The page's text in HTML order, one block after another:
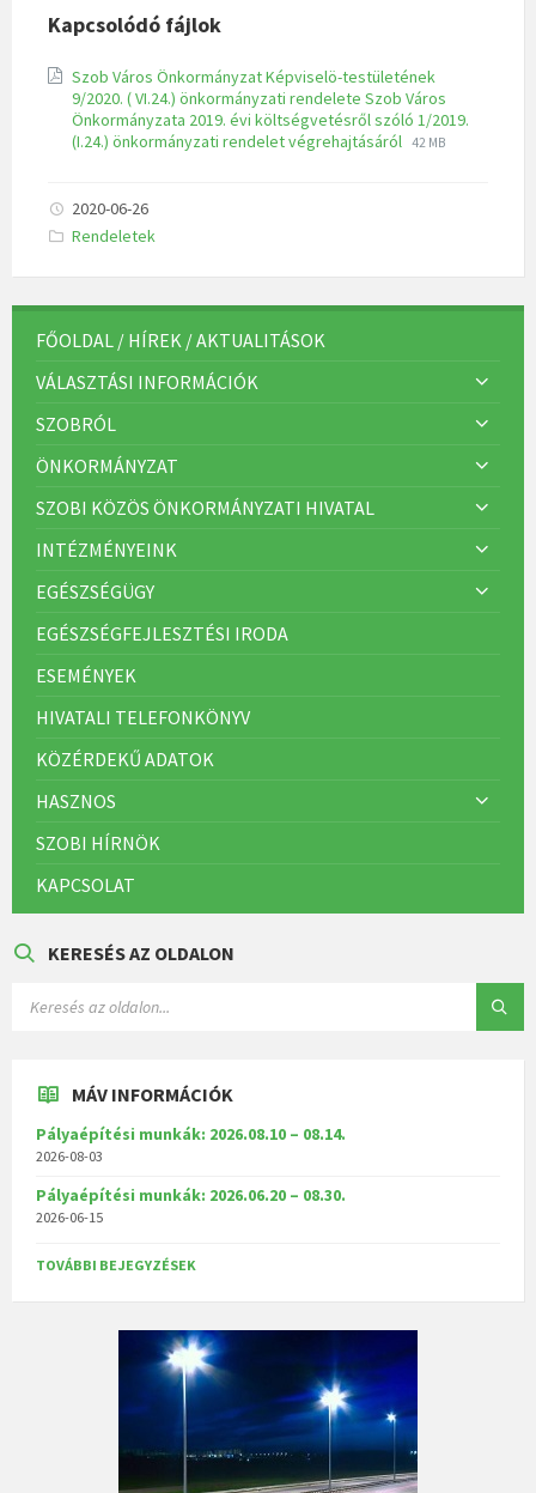
Kapcsolódó fájlok
Szob Város Önkormányzat Képviselö-testületének
9/2020. ( VI.24.) önkormányzati rendelete Szob Város
Önkormányzata 2019. évi költségvetésről szóló 1/2019.
(I.24.) önkormányzati rendelet végrehajtásáról 42 MB
2020-06-26
K
r
i
k
Rendeletek
FŐOLDAL / HÍREK / AKTUALITÁSOK
VÁLASZTÁSI INFORMÁCIÓK
SZOBRÓL
ÖNKORMÁNYZAT
SZOBI KÖZÖS ÖNKORMÁNYZATI HIVATAL
INTÉZMÉNYEINK
EGÉSZSÉGÜGY
EGÉSZSÉGFEJLESZTÉSI IRODA
ESEMÉNYEK
HIVATALI TELEFONKÖNYV
KÖZÉRDEKŰ ADATOK
HASZNOS
SZOBI HÍRNÖK
KAPCSOLAT
KERESÉS AZ OLDALON
MÁV INFORMÁCIÓK
Pályaépítési munkák: 2026.08.10 – 08.14.
2026-08-03
Pályaépítési munkák: 2026.06.20 – 08.30.
2026-06-15
TOVÁBBI BEJEGYZÉSEK